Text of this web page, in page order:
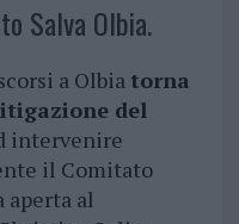
Salva Olbia.
a Olbia torna
del
intervenire
il Comitato
aperta al